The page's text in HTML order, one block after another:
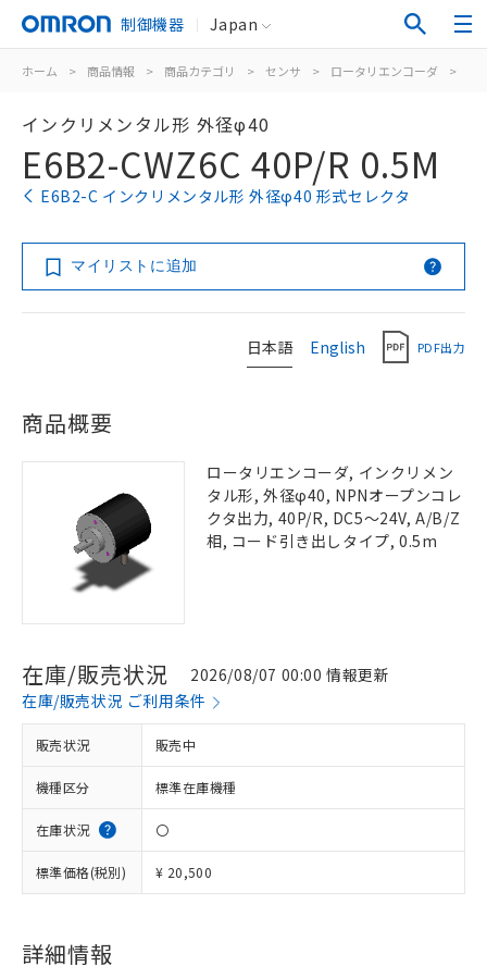
制御機器 Japan
ホーム > 商品情報 > 商品カテゴリ > センサ > ロータリエンコーダ >
インクリメンタル形 外径φ40
E6B2-CWZ6C 40P/R 0.5M
E6B2-C インクリメンタル形 外径φ40 形式セレクタ
マイリストに追加
日本語 English PDF出力
商品概要
ロータリエンコーダ, インクリメン
タル形, 外径φ40, NPNオープンコレ
クタ出力, 40P/R, DC5～24V, A/B/Z
相, コード引き出しタイプ, 0.5m
在庫/販売状況
2026/08/07 00:00 情報更新
在庫/販売状況 ご利用条件
販売状況 販売中
機種区分 標準在庫機種
在庫状況 〇
標準価格(税別) ¥ 20,500
詳細情報